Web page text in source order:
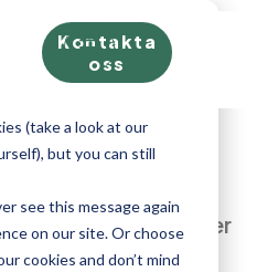
pop-ups can really ruin
quick. This website does
(take a look at our
but you can still
see this message again
on our site. Or choose
cookies and don’t mind
Kontakta
oss
Motivationen Efter